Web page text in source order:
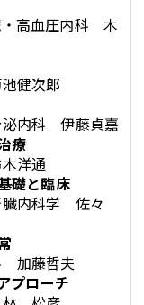
高血圧内科 木
健次郎
内科 伊藤貞嘉
療
洋通
礎と臨床
内科学 佐々
加藤哲夫
プローチ